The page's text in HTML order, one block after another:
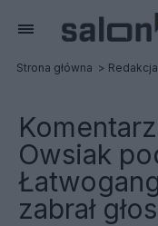
Strona główna Redakcja
Owsiak
zabrał głos